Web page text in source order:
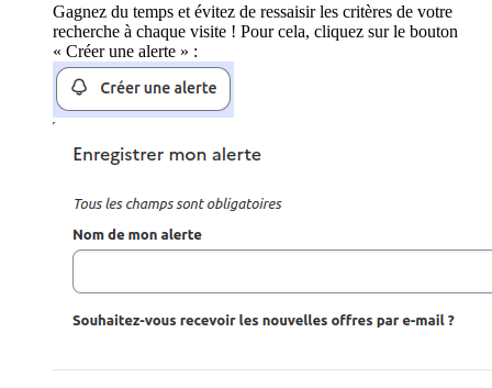
Gagnez du temps et évitez de ressaisir les critères de votre
recherche à chaque visite ! Pour cela, cliquez sur le bouton
« Créer une alerte » :